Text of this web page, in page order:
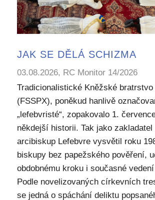
JAK SE DĚLÁ SCHIZMA
03.08.2026, RC Monitor 14/2026
Tradicionalistické Kněžské
(FSSPX), poněkud hanlivě
„lefebvristé“, zopakovalo 1.
někdejší historii. Tak jako
arcibiskup Lefebvre vysvětil roku
biskupy bez papežského pověření,
obdobnému kroku i současné
Podle novelizovaných církevních
se jedná o spáchání deliktu